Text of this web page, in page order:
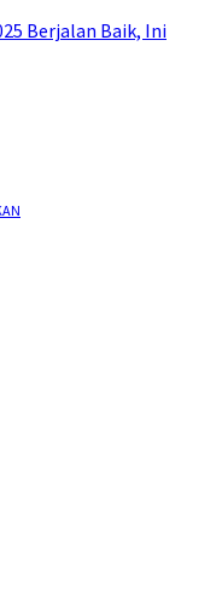
Berjalan Baik, Ini